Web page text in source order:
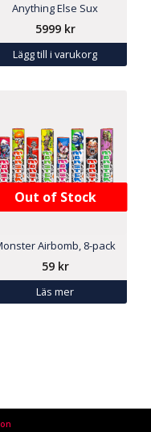
Anything Else Sux
5999 kr
Lägg till i varukorg
Out of Stock
Airbomb, 8-pack
59 kr
Läs mer